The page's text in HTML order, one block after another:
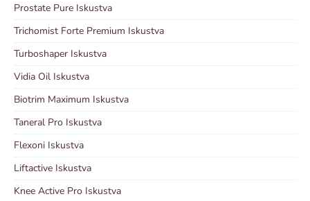
Prostate Pure Iskustva
Trichomist Forte Premium Iskustva
Turboshaper Iskustva
Vidia Oil Iskustva
Biotrim Maximum Iskustva
Taneral Pro Iskustva
Flexoni Iskustva
Liftactive Iskustva
Knee Active Pro Iskustva